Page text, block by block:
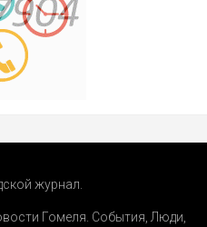
журнал.
Гомеля. События Люди